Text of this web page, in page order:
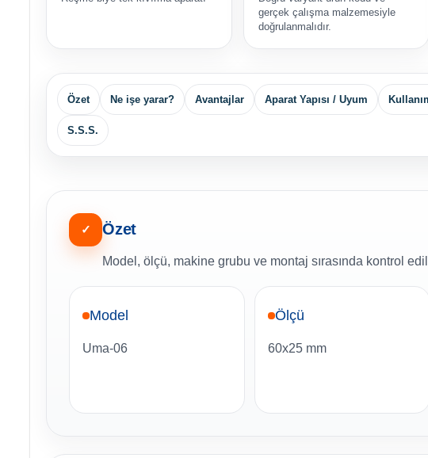
gerçek çalışma malzemesiyle
doğrulanmalıdır.
Özet Ne işe yarar? Avantajlar Aparat Yapısı / Uyum
S.S.S.
✓ Özet
Model, ölçü, makine grubu ve montaj sırasında kontrol
Model
Uma-06
Ölçü
60x25 mm